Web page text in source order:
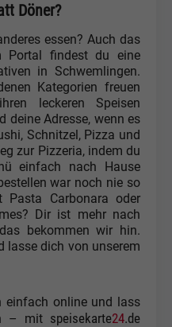
Döner?
essen? Auch das
Portal findest du eine
in Schwemlingen.
Kategorien freuen
leckeren Speisen
deine Adresse, wenn es
Schnitzel, Pizza und
zur Pizzeria, indem du
einfach nach Hause
war noch nie so
Carbonara oder
Dir ist mehr nach
bekommen wir hin.
lasse dich von unserem
einfach online und lass
– mit speisekarte24.de